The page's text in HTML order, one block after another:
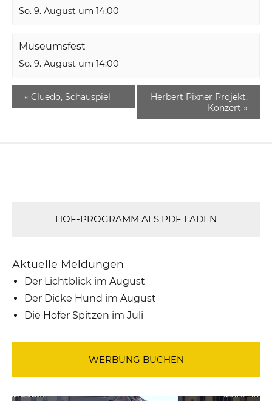
So. 9. August um 14:00
Museumsfest
So. 9. August um 14:00
« Cluedo, Schauspiel
Herbert Pixner Projekt,
Konzert »
HOF-PROGRAMM ALS PDF LADEN
Aktuelle Meldungen
Der Lichtblick im August
Der Dicke Hund im August
Die Hofer Spitzen im Juli
WERBUNG BUCHEN